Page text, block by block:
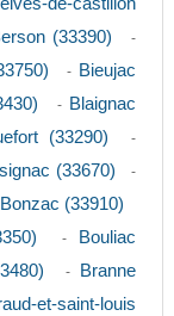
(33390) -
- Bieujac
- Blaignac
(33290) -
(33670) -
Bonzac (33910)
-
Bouliac
-
Branne
et-saint-louis